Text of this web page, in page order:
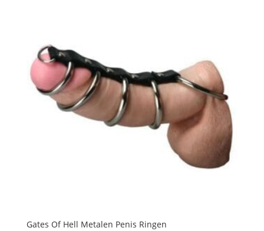
Gates Of Hell Metalen Penis Ringen